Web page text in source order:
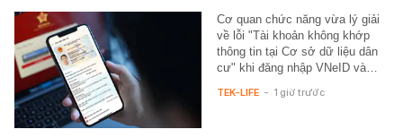
Cơ quan chức năng vừa lý giải
về lỗi "Tài khoản không khớp
thông tin tại Cơ sở dữ liệu dân
cư" khi đăng nhập VNeID và…
TEK-LIFE - 1 giờ trước